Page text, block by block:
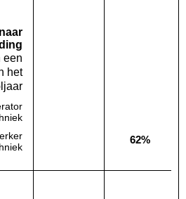
een
het
Deze opleiding:
Geen waarde bekendLandelijk
62%